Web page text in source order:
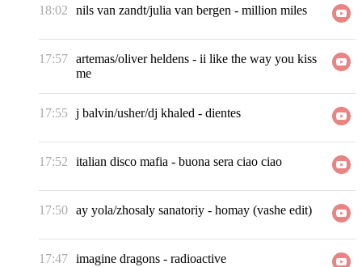
18:02 nils van zandt/julia van bergen - million miles
17:57 artemas/oliver heldens - ii like the way you kiss
me
17:55 j balvin/usher/dj khaled - dientes
17:52 italian disco mafia - buona sera ciao ciao
17:50 ay yola/zhosaly sanatoriy - homay (vashe edit)
17:47 imagine dragons - radioactive